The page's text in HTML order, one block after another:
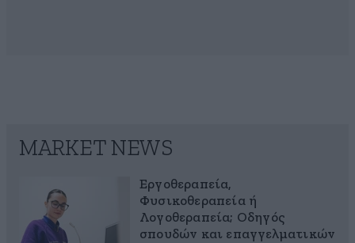
MARKET NEWS
Εργοθεραπεία,
Φυσικοθεραπεία ή
Λογοθεραπεία; Οδηγός
σπουδών και επαγγελματικών